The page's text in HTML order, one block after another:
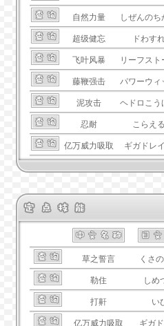
自然力量 しぜんのち
超级健忘 ドわす
飞叶风暴 リーフスト
藤鞭强击 パワーウィ
泥攻击 ヘドロこう
忍耐 こらえ
亿万威力吸取 ギガドレ
草之誓言 くさ
勒住 しめ
打鼾 い
亿万威力吸取 ギガ